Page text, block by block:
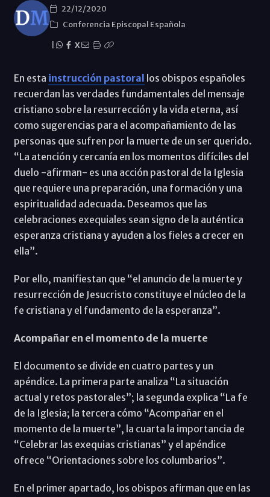
22/12/2020
Conferencia Episcopal Española
X
En esta instrucción pastoral
los obispos españoles
recuerdan las verdades fundamentales del mensaje
cristiano sobre la resurrección y la vida eterna, así
como sugerencias para el acompañamiento de las
personas que sufren por la muerte de un ser querido.
“La atención y cercanía en los momentos difíciles del
duelo -afirman- es una acción pastoral de la Iglesia
que requiere una preparación, una formación y una
espiritualidad adecuada. Deseamos que las
celebraciones exequiales sean signo de la auténtica
esperanza cristiana y ayuden a los fieles a crecer en
ella”.
Por ello, manifiestan que “el anuncio de la muerte y
resurrección de Jesucristo constituye el núcleo de la
fe cristiana y el fundamento de la esperanza”.
Acompañar en el momento de la muerte
El documento se divide en cuatro partes y un
apéndice. La primera parte analiza “La situación
actual y retos pastorales”; la segunda explica “La fe
de la Iglesia; la tercera cómo “Acompañar en el
momento de la muerte”, la cuarta la importancia de
“Celebrar las exequias cristianas” y el apéndice
ofrece “Orientaciones sobre los columbarios”.
En el primer apartado, los obispos afirman que en las